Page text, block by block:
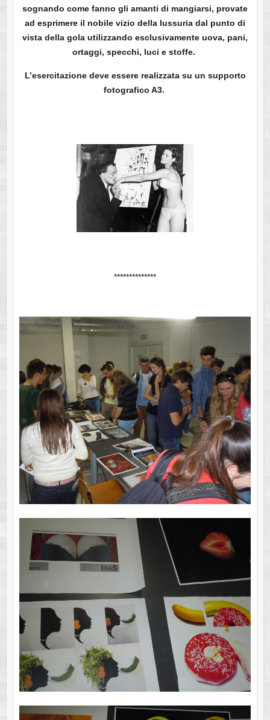
sognando come fanno gli amanti di mangiarsi, provate
ad esprimere il nobile vizio della lussuria dal punto di
vista della gola utilizzando esclusivamente uova, pani,
ortaggi, specchi, luci e stoffe.
L’esercitazione deve essere realizzata su un supporto
fotografico A3.
**************